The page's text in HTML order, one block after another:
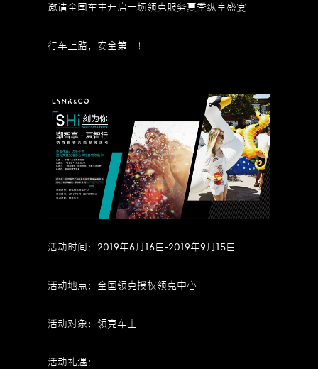
邀请全国车主开启一场领克服务夏季纵享盛宴
行车上路，安全第一！
活动时间：2019年6月16日-2019年9月15日
活动地点：全国领克授权领克中心
活动对象：领克车主
活动礼遇：